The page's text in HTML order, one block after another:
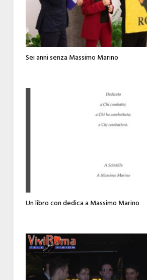
Sei anni senza Massimo Marino
Un libro con dedica a Massimo Marino